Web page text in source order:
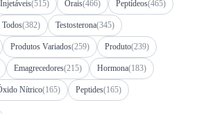
Injetáveis(515) Orais(466) Peptídeos(465)
Todos(382) Testosterona(345)
Produtos Variados(259) Produto(239)
Emagrecedores(215) Hormona(183)
Nítrico(165) Peptides(165)